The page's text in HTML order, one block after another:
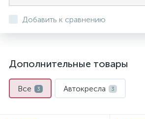
Добавить к сравнению
Дополнительные товары
Все 3 Автокресла 3